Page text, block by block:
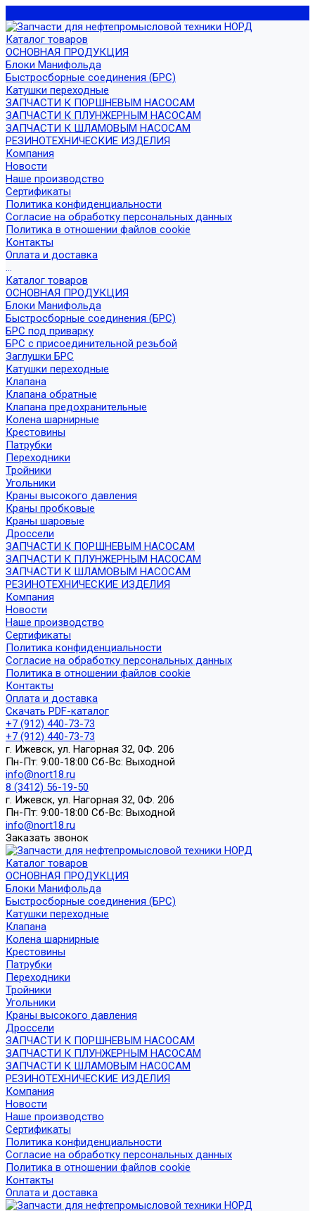
Каталог товаров
ОСНОВНАЯ ПРОДУКЦИЯ
Блоки Манифольда
Быстросборные соединения (БРС)
Катушки переходные
ЗАПЧАСТИ К ПОРШНЕВЫМ НАСОСАМ
ЗАПЧАСТИ К ПЛУНЖЕРНЫМ НАСОСАМ
ЗАПЧАСТИ К ШЛАМОВЫМ НАСОСАМ
РЕЗИНОТЕХНИЧЕСКИЕ ИЗДЕЛИЯ
Компания
Новости
Наше производство
Сертификаты
Политика конфиденциальности
Согласие на обработку персональных данных
Политика в отношении файлов cookie
Контакты
Оплата и доставка
...
Каталог товаров
ОСНОВНАЯ ПРОДУКЦИЯ
Блоки Манифольда
Быстросборные соединения (БРС)
БРС под приварку
БРС с присоединительной резьбой
Заглушки БРС
Катушки переходные
Клапана
Клапана обратные
Клапана предохранительные
Колена шарнирные
Крестовины
Патрубки
Переходники
Тройники
Угольники
Краны высокого давления
Краны пробковые
Краны шаровые
Дроссели
ЗАПЧАСТИ К ПОРШНЕВЫМ НАСОСАМ
ЗАПЧАСТИ К ПЛУНЖЕРНЫМ НАСОСАМ
ЗАПЧАСТИ К ШЛАМОВЫМ НАСОСАМ
РЕЗИНОТЕХНИЧЕСКИЕ ИЗДЕЛИЯ
Компания
Новости
Наше производство
Сертификаты
Политика конфиденциальности
Согласие на обработку персональных данных
Политика в отношении файлов cookie
Контакты
Оплата и доставка
Скачать PDF-каталог
+7 (912) 440-73-73
+7 (912) 440-73-73
г. Ижевск, ул. Нагорная 32, 0Ф. 206
Пн-Пт: 9:00-18:00 Cб-Вс: Выходной
info@nort18.ru
8 (3412) 56-19-50
г. Ижевск, ул. Нагорная 32, 0Ф. 206
Пн-Пт: 9:00-18:00 Cб-Вс: Выходной
info@nort18.ru
Заказать звонок
Каталог товаров
ОСНОВНАЯ ПРОДУКЦИЯ
Блоки Манифольда
Быстросборные соединения (БРС)
Катушки переходные
Клапана
Колена шарнирные
Крестовины
Патрубки
Переходники
Тройники
Угольники
Краны высокого давления
Дроссели
ЗАПЧАСТИ К ПОРШНЕВЫМ НАСОСАМ
ЗАПЧАСТИ К ПЛУНЖЕРНЫМ НАСОСАМ
ЗАПЧАСТИ К ШЛАМОВЫМ НАСОСАМ
РЕЗИНОТЕХНИЧЕСКИЕ ИЗДЕЛИЯ
Компания
Новости
Наше производство
Сертификаты
Политика конфиденциальности
Согласие на обработку персональных данных
Политика в отношении файлов cookie
Контакты
Оплата и доставка